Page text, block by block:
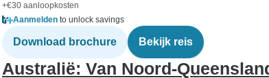
+€30 aanloopkosten
Aanmelden to unlock savings
Download brochure Bekijk reis
Australië: Van Noord-